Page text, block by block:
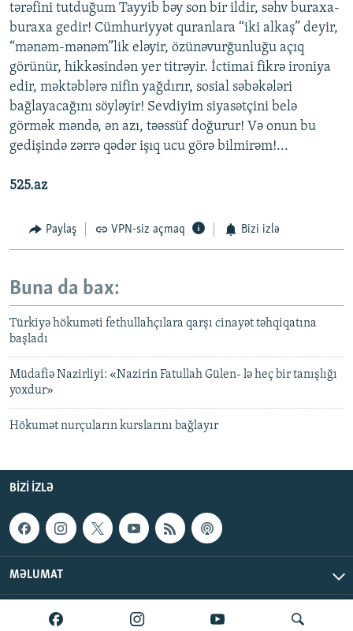
tərəfini tutduğum Tayyib bəy son bir ildir, səhv buraxa-
buraxa gedir! Cümhuriyyət quranlara “iki alkaş” deyir,
“mənəm-mənəm”lik eləyir, özünəvurğunluğu açıq
görünür, hikkəsindən yer titrəyir. İctimai fikrə ironiya
edir, məktəblərə nifin yağdırır, sosial səbəkələri
bağlayacağını söyləyir! Sevdiyim siyasətçini belə
görmək məndə, ən azı, təəssüf doğurur! Və onun bu
gedişində zərrə qədər işıq ucu görə bilmirəm!...
525.az
Paylaş VPN-siz açmaq Bizi izlə
Buna da bax:
Türkiyə hökuməti fethullahçılara qarşı cinayət təhqiqatına
başladı
Müdafiə Nazirliyi: «Nazirin Fatullah Gülen- lə heç bir tanışlığı
yoxdur»
Hökumət nurçuların kurslarını bağlayır
BIZI IZLƏ
MƏLUMAT
AzadlıqRadiosu © 2026 Inc. | Bütün hüquqlar qorunur